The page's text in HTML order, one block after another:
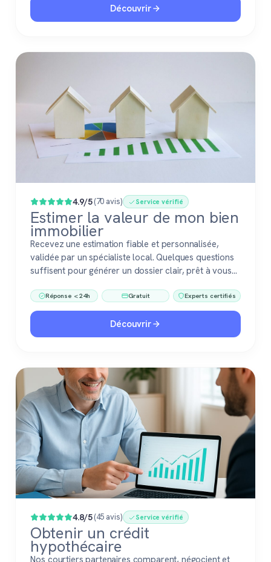
Découvrir
4.9/5(70 avis) Service vérifié
Estimer la valeur de mon bien
immobilier
Recevez une estimation fiable et personnalisée,
validée par un spécialiste local. Quelques questions
suffisent pour générer un dossier clair, prêt à vous
immobilier. Gratuit, sans engagement, 100 %
confiance.
Réponse < 24h Gratuit Experts certifiés
Découvrir
4.8/5(45 avis) Service vérifié
Obtenir un crédit
hypothécaire
Nos courtiers partenaires comparent, négocient et